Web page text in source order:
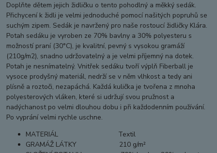
Doplňte dětem jejich židličku o tento pohodlný a měkký sedák.
Přichycení k židli je velmi jednoduché pomocí našitých popruhů se
suchým zipem. Sedák je navržený pro naše rostoucí židličky Klára.
Potah sedáku je vyroben ze 70% bavlny a 30% polyesteru s
možností praní (30°C), je kvalitní, pevný s vysokou gramáží
(210g/m2), snadno udržovatelný a je velmi příjemný na dotek.
Potah je nesnímatelný. Vnitřek sedáku tvoří výplň Fiberball je
vysoce prodyšný materiál, nedrží se v něm vlhkost a tedy ani
plísně a roztoči, nezapáchá. Každá kulička je tvořena z mnoha
polyesterových vláken, které si udržují svou pružnost a
nadýchanost po velmi dlouhou dobu i při každodenním používání.
Po vyprání velmi rychle uschne.
MATERIÁL Textil
GRAMÁŽ LÁTKY 210 g/m²